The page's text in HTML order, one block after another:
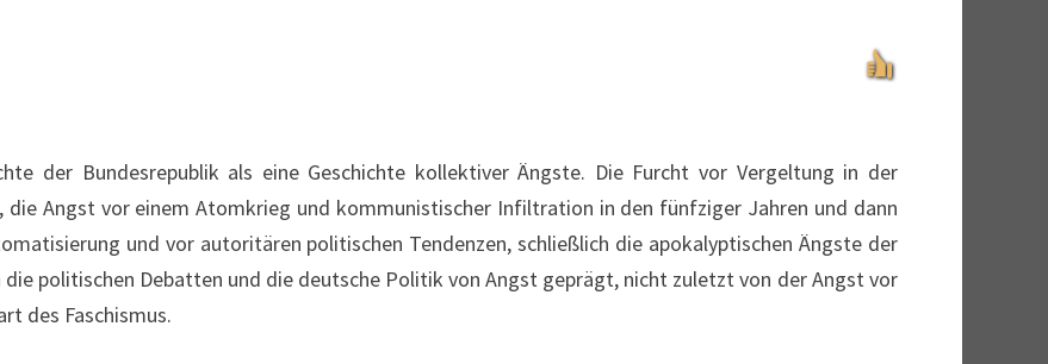
der Bundesrepublik als eine Geschichte kollektiver Ängste. Die Furcht vor Vergeltung in der
die Angst vor einem Atomkrieg und kommunistischer Infiltration in den fünfziger Jahren und dann
und vor autoritären politischen Tendenzen, schließlich die apokalyptischen Ängste der
politischen Debatten und die deutsche Politik von Angst geprägt, nicht zuletzt von der Angst vor
des Faschismus.